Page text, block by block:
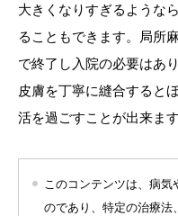
大きくなりすぎるような
ることもできます。局所
で終了し入院の必要はあり
皮膚を丁寧に縫合すると
活を過ごすことが出来ます
このコンテンツは、病
のであり、特定の治療法